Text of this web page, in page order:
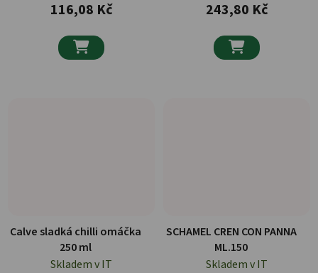
116,08 Kč

243,80 Kč

Calve sladká chilli omáčka
250 ml
Skladem v IT
SCHAMEL CREN CON PANNA
ML.150
Skladem v IT